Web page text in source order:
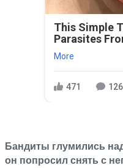
This Simple
Parasites
More
471 126
Бандиты глумились
он попросил снять с